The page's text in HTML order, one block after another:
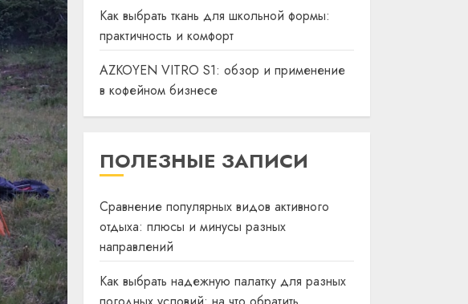
Как выбрать ткань для школьной формы:
практичность и комфорт
AZKOYEN VITRO S1: обзор и применение
в кофейном бизнесе
ПОЛЕЗНЫЕ ЗАПИСИ
Сравнение популярных видов активного
отдыха: плюсы и минусы разных
направлений
Как выбрать надежную палатку для разных